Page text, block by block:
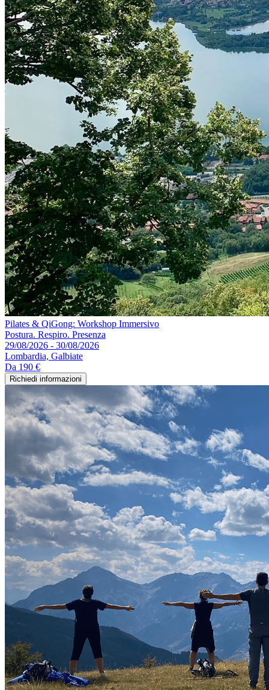
Pilates & QiGong: Workshop Immersivo
Postura. Respiro. Presenza
29/08/2026 - 30/08/2026
Lombardia, Galbiate
Da 190 €
Richiedi informazioni